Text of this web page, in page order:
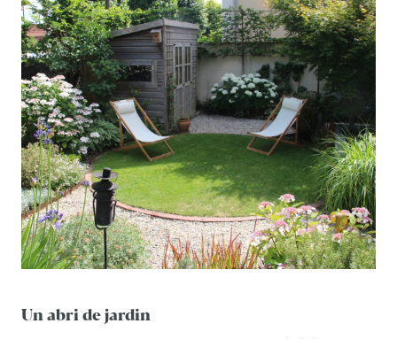
Un abri de jardin